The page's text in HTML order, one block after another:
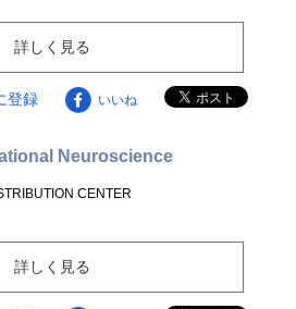
詳しく見る
登録 いいね
Neuroscience
CENTER
詳しく見る